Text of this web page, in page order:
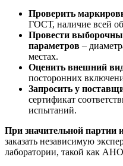
Проверить
ГОСТ, наличие всей
Провести
параметров –
местах.
Оценить внешний
посторонних
Запросить у
сертификат
испытаний.
При значительной партии
заказать независимую
лаборатории, такой как